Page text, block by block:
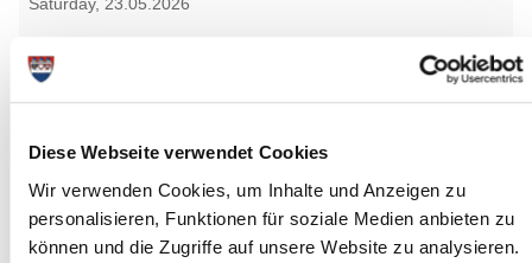
Diese Webseite verwendet Cookies
Wir verwenden Cookies, um Inhalte und Anzeigen zu
personalisieren, Funktionen für soziale Medien anbieten zu
können und die Zugriffe auf unsere Website zu analysieren.
aus dem Leben gerissen - Ausstellung